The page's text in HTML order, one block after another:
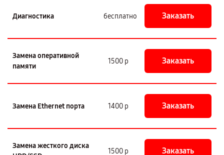
Диагностика бесплатно Заказать
Замена оперативной
памяти
1500 р Заказать
Замена Ethernet порта 1400 р Заказать
Замена жесткого диска
1500 р Заказать